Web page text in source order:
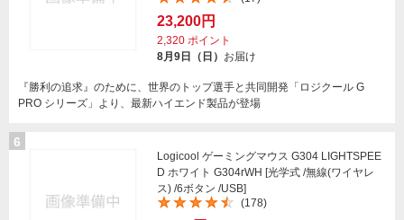
23,200円
2,320 ポイント
8月9日（日） お届け
『勝利の追求』のために、世界のトップ選手と共同開発「ロジクール G
PRO シリーズ」より、最新ハイエンド製品が登場
6
Logicool ゲーミングマウス G304 LIGHTSPEE
D ホワイト G304rWH [光学式 /無線(ワイヤレ
ス) /6ボタン /USB]
(178)